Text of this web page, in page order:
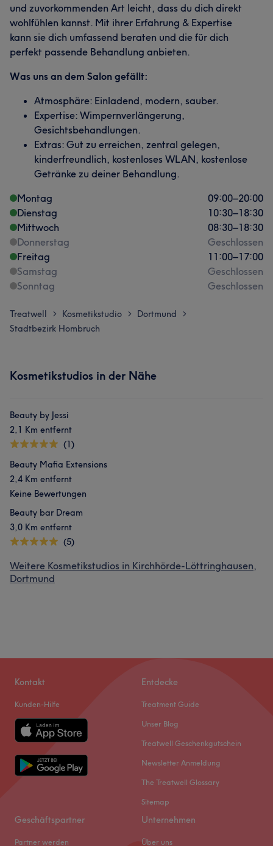
und zuvorkommenden Art leicht, dass du dich direkt
wohlfühlen kannst. Mit ihrer Erfahrung & Expertise
kann sie dich umfassend beraten und die für dich
perfekt passende Behandlung anbieten.
Was uns an dem Salon gefällt:
Atmosphäre: Einladend, modern, sauber.
Expertise: Wimpernverlängerung,
Gesichtsbehandlungen.
Extras: Gut zu erreichen, zentral gelegen,
kinderfreundlich, kostenloses WLAN, kostenlose
Getränke zu deiner Behandlung.
Montag
09:00–20:00
Dienstag
10:30–18:30
Mittwoch
08:30–18:30
Donnerstag
Geschlossen
Freitag
11:00–17:00
Samstag
Geschlossen
Sonntag
Geschlossen
Treatwell > Kosmetikstudio > Dortmund >
Stadtbezirk Hombruch
Kosmetikstudios in der Nähe
Beauty by Jessi
2,1 Km entfernt
(1)
Beauty Mafia Extensions
2,4 Km entfernt
Keine Bewertungen
Beauty bar Dream
3,0 Km entfernt
(5)
Weitere Kosmetikstudios in Kirchhörde-Löttringhausen,
Dortmund
Kontakt
Kunden-Hilfe
Entdecke
Treatment Guide
Unser Blog
Treatwell Geschenkgutschein
Newsletter Anmeldung
The Treatwell Glossary
Sitemap
Geschäftspartner
Partner werden
Unternehmen
Über uns